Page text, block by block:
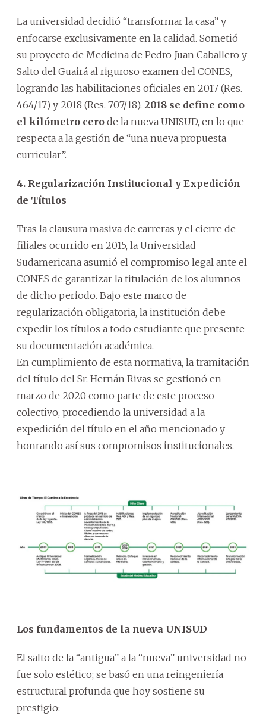
La universidad decidió “transformar la casa” y
enfocarse exclusivamente en la calidad. Sometió
su proyecto de Medicina de Pedro Juan Caballero y
Salto del Guairá al riguroso examen del CONES,
logrando las habilitaciones oficiales en 2017 (Res.
464/17) y 2018 (Res. 707/18). 2018 se define como
el kilómetro cero de la nueva UNISUD, en lo que
respecta a la gestión de “una nueva propuesta
curricular”.
4. Regularización Institucional y Expedición
de Títulos
Tras la clausura masiva de carreras y el cierre de
filiales ocurrido en 2015, la Universidad
Sudamericana asumió el compromiso legal ante el
CONES de garantizar la titulación de los alumnos
de dicho periodo. Bajo este marco de
regularización obligatoria, la institución debe
expedir los títulos a todo estudiante que presente
su documentación académica.
En cumplimiento de esta normativa, la tramitación
del título del Sr. Hernán Rivas se gestionó en
marzo de 2020 como parte de este proceso
colectivo, procediendo la universidad a la
expedición del título en el año mencionado y
honrando así sus compromisos institucionales.
Los fundamentos de la nueva UNISUD
El salto de la “antigua” a la “nueva” universidad no
fue solo estético; se basó en una reingeniería
estructural profunda que hoy sostiene su
prestigio: